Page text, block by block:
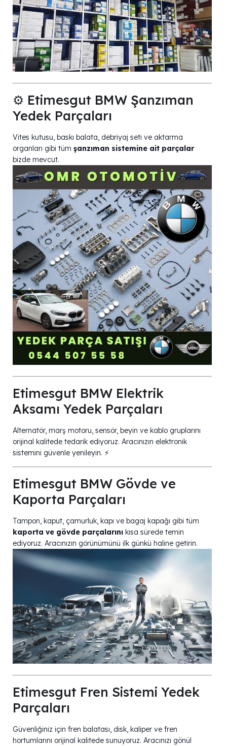
⚙️ Etimesgut BMW Şanzıman
Yedek Parçaları
Vites kutusu, baskı balata, debriyaj seti ve aktarma
organları gibi tüm şanzıman sistemine ait parçalar
bizde mevcut.
Etimesgut BMW Elektrik
Aksamı Yedek Parçaları
Alternatör, marş motoru, sensör, beyin ve kablo gruplarını
orijinal kalitede tedarik ediyoruz. Aracınızın elektronik
sistemini güvenle yenileyin. ⚡
Etimesgut BMW Gövde ve
Kaporta Parçaları
Tampon, kaput, çamurluk, kapı ve bagaj kapağı gibi tüm
kaporta ve gövde parçalarını kısa sürede temin
ediyoruz. Aracınızın görünümünü ilk günkü haline getirin.
Etimesgut Fren Sistemi Yedek
Parçaları
Güvenliğiniz için fren balatası, disk, kaliper ve fren
hortumlarını orijinal kalitede sunuyoruz. Aracınızı gönül